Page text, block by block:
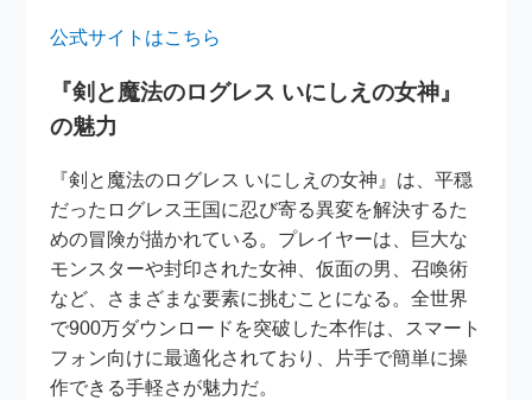
公式サイトはこちら
『剣と魔法のログレス いにしえの女神』
の魅力
『剣と魔法のログレス いにしえの女神』は、平穏
だったログレス王国に忍び寄る異変を解決するた
めの冒険が描かれている。プレイヤーは、巨大な
モンスターや封印された女神、仮面の男、召喚術
など、さまざまな要素に挑むことになる。全世界
で900万ダウンロードを突破した本作は、スマート
フォン向けに最適化されており、片手で簡単に操
作できる手軽さが魅力だ。